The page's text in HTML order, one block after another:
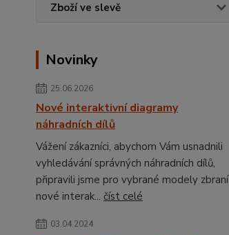
Zboží ve slevě
Novinky
25.06.2026
Nové interaktivní diagramy
náhradních dílů
Vážení zákazníci, abychom Vám usnadnili
vyhledávání správných náhradních dílů,
připravili jsme pro vybrané modely zbraní
nové interak... číst celé
03.04.2024